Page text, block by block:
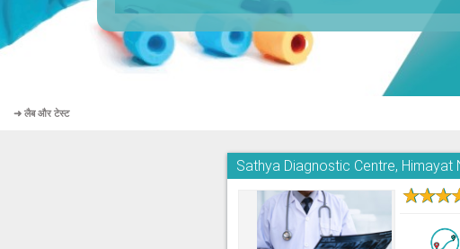
➜ लैब और टेस्ट
Sathya Diagnostic Centre, Himayat
★★★